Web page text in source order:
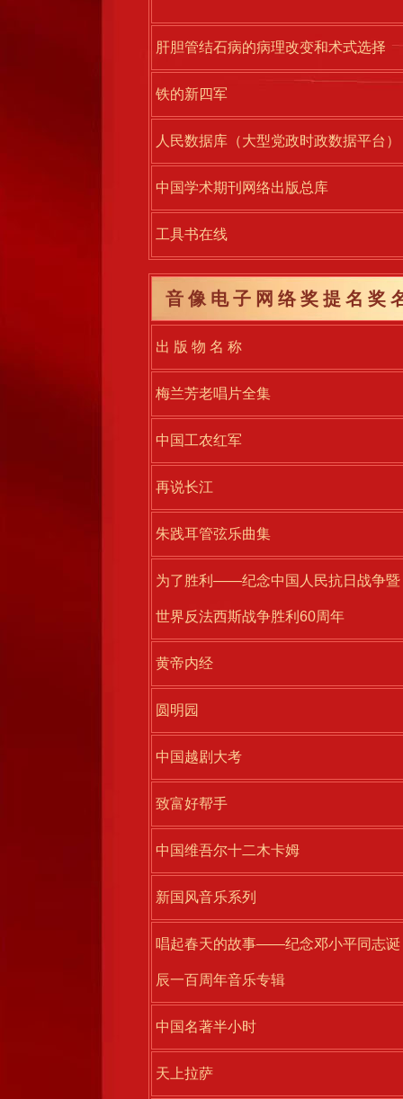
肝胆管结石病的病理改变和术式选择
铁的新四军
人民数据库（大型党政时政数据平台）
中国学术期刊网络出版总库
工具书在线
音像电子网络奖提名奖
出 版 物 名 称
梅兰芳老唱片全集
中国工农红军
再说长江
朱践耳管弦乐曲集
为了胜利——纪念中国人民抗日战争暨
世界反法西斯战争胜利60周年
黄帝内经
圆明园
中国越剧大考
致富好帮手
中国维吾尔十二木卡姆
新国风音乐系列
唱起春天的故事——纪念邓小平同志诞
辰一百周年音乐专辑
中国名著半小时
天上拉萨